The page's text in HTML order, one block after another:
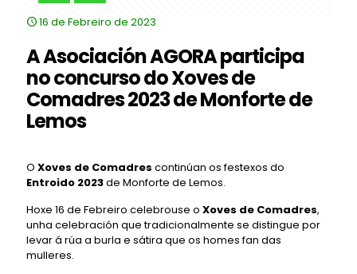
16 de Febreiro de 2023
A Asociación AGORA participa
no concurso do Xoves de
Comadres 2023 de Monforte de
Lemos
O Xoves de Comadres continúan os festexos do
Entroido 2023de Monforte de Lemos.
Hoxe 16 de Febreiro celebrouse o Xoves de Comadres,
unha celebración que tradicionalmente se distingue por
levar á rúa a burla e sátira que os homes fan das
mulleres.